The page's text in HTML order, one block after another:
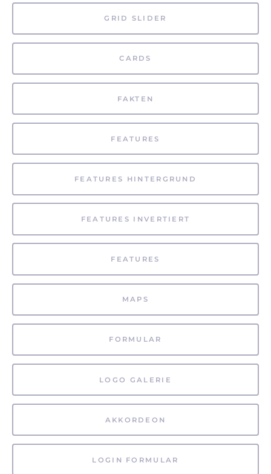
GRID SLIDER
CARDS
FAKTEN
FEATURES
FEATURES HINTERGRUND
FEATURES INVERTIERT
FEATURES
MAPS
FORMULAR
LOGO GALERIE
AKKORDEON
LOGIN FORMULAR